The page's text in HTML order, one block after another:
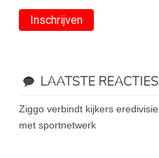
Inschrijven
LAATSTE REACTIES
ziggo verbindt kijkers eredivisie op espn
met sportnetwerk